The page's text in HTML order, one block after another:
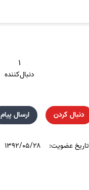
۱
دنبال‌کننده
دنبال کردن ارسال پیام
تاریخ عضویت: ۱۳۹۲/۰۵/۲۸